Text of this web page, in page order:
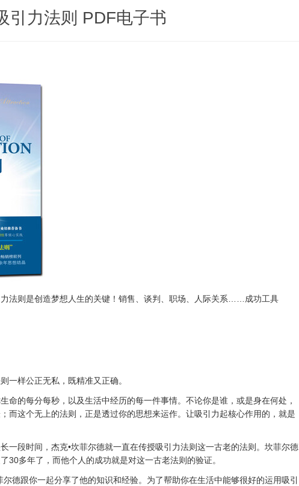
引力法则 PDF电子书
力法则是创造梦想人生的关键！销售、谈判、职场、人际关系……成功工具
一样公正无私，既精准又正确。
命的每分每秒，以及生活中经历的每一件事情。不论你是谁，或是身在何处，
而这个无上的法则，正是透过你的思想来运作。让吸引力起核心作用的，就是
一段时间，杰克•坎菲尔德就一直在传授吸引力法则这一古老的法则。坎菲尔德
30多年了，而他个人的成功就是对这一古老法则的验证。
德跟你一起分享了他的知识和经验。为了帮助你在生活中能够很好的运用吸引